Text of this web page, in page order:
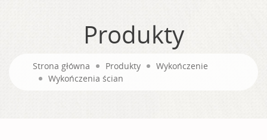
Produkty
Strona główna Produkty
Wykończenie
Wykończenia ścian